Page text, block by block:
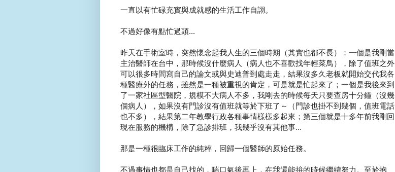
一直以有忙碌充實與成就感的生活工作自詡。
不過好像有點忙過頭...
昨天在手術室時，突然懷念起我人生的三個時期（其實也都不長）：一個是我剛當
主治醫師在台中，那時候沒什麼病人（病人也不喜歡找年輕菜鳥），除了值班之外
可以很多時間寫自己的論文或與史迪普到處走走，結果沒多久老板就開始交代我各
種醫療外的任務，雖然是一種被重視的肯定，可是就是忙起來了；一個是我後來到
了一家社區型醫院，規模不大病人不多，我剛去的時候每天只要查房十分鐘（沒幾
個病人），如果沒有門診沒有值班就等於下班了～（門診也掛不到幾個，值班電話
也不多），結果第二年教學行政各種事情樣樣多起來；第三個就是十多年前我剛回
現在服務的機構，除了急診排班，我幾乎沒有其他事...
那是一種很臨床工作的純粹，回歸一個醫師的原始任務。
不過事情也都是自己找的，喘口氣後再上，在我還能拚的時候繼續努力。至於抱